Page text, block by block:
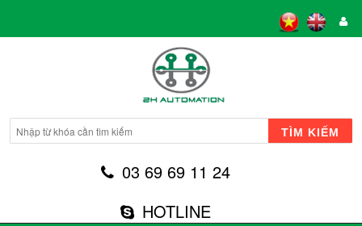
TÌM KIẾM
03 69 69 11 24
HOTLINE